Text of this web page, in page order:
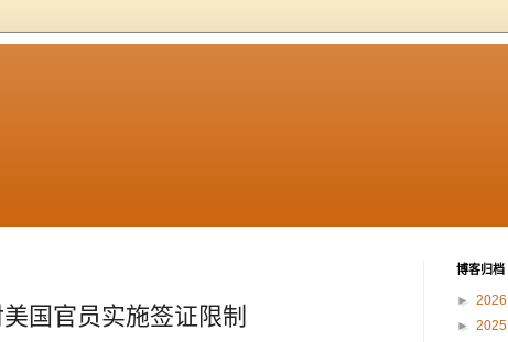
国官员实施签证限制
博客归档
► 2026
► 2025